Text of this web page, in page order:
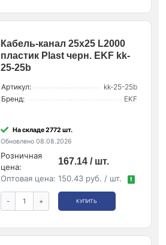
Кабель-канал 25х25 L2000
пластик Plast черн. EKF kk-
25-25b
Артикул:
kk-25-25b
Бренд:
EKF
На складе 2772 шт.
Обновлено 08.08.2026
Розничная
цена:
167.14 / шт.
Оптовая цена: 150.43 руб. / шт. !
- + КУПИТЬ